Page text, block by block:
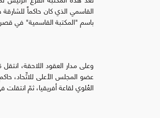
باسم "المكتبة القاسمية" في
وعلى مدار العقود اللاحقة،
العُلوي لقاعة أفريقيا، ثمّ انتقلت في عام 1987 إلى مبنى المركز الثقافي، ومنه إلى المدينة